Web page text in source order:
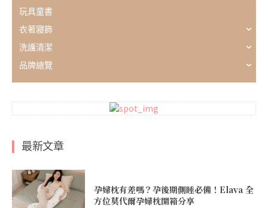
玩具童書
衣著寢飾
洗護清潔
品牌總覽
最新文章
孕婦枕有差嗎？孕後期側睡必備！Elava 全
方位莫代爾孕婦枕開箱分享